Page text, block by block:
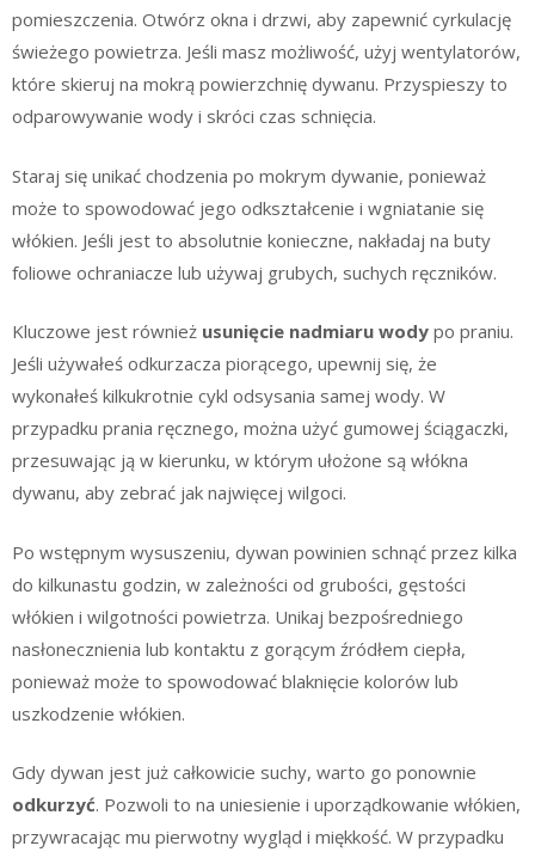
pomieszczenia. Otwórz okna i drzwi, aby zapewnić cyrkulację
świeżego powietrza. Jeśli masz możliwość, użyj wentylatorów,
które skieruj na mokrą powierzchnię dywanu. Przyspieszy to
odparowywanie wody i skróci czas schnięcia.
Staraj się unikać chodzenia po mokrym dywanie, ponieważ
może to spowodować jego odkształcenie i wgniatanie się
włókien. Jeśli jest to absolutnie konieczne, nakładaj na buty
foliowe ochraniacze lub używaj grubych, suchych ręczników.
Kluczowe jest również usunięcie nadmiaru wody po praniu.
Jeśli używałeś odkurzacza piorącego, upewnij się, że
wykonałeś kilkukrotnie cykl odsysania samej wody. W
przypadku prania ręcznego, można użyć gumowej ściągaczki,
przesuwając ją w kierunku, w którym ułożone są włókna
dywanu, aby zebrać jak najwięcej wilgoci.
Po wstępnym wysuszeniu, dywan powinien schnąć przez kilka
do kilkunastu godzin, w zależności od grubości, gęstości
włókien i wilgotności powietrza. Unikaj bezpośredniego
nasłonecznienia lub kontaktu z gorącym źródłem ciepła,
ponieważ może to spowodować blaknięcie kolorów lub
uszkodzenie włókien.
Gdy dywan jest już całkowicie suchy, warto go ponownie
odkurzyć. Pozwoli to na uniesienie i uporządkowanie włókien,
przywracając mu pierwotny wygląd i miękkość. W przypadku